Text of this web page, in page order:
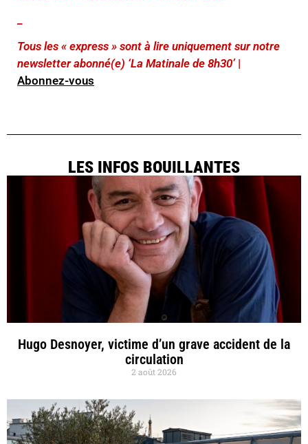
Tous les « express » sont à lire uniquement sur notre
newsletter abonné(e) ‘La Matinale de 8h30’ |
Abonnez-vous
LES INFOS BOUILLANTES
Hugo Desnoyer, victime d’un grave accident de la
circulation
2 août 2026